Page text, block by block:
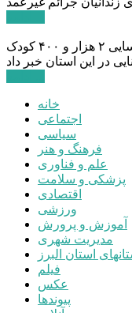
مدیر کل بهزیستی استان البرز از شناسایی ۲ هزار و ۴۰۰ کودک
خانه
اجتماعی
سیاسی
فرهنگ و هنر
علم و فناوری
پزشکی و سلامت
اقتصادی
ورزشی
آموزش و پرورش
مدیریت شهری
استان البرز
فیلم
عکس
پیوندها